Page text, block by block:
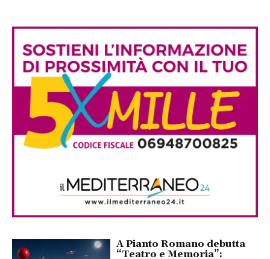
A Pianto Romano debutta
“Teatro e Memoria”: